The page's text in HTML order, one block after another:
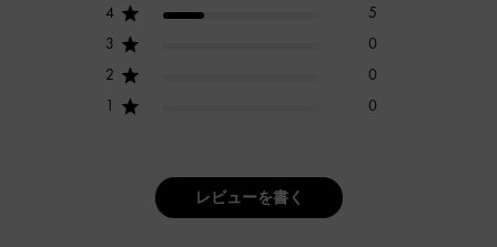
4
5
3
0
2
0
1
0
レビューを書く